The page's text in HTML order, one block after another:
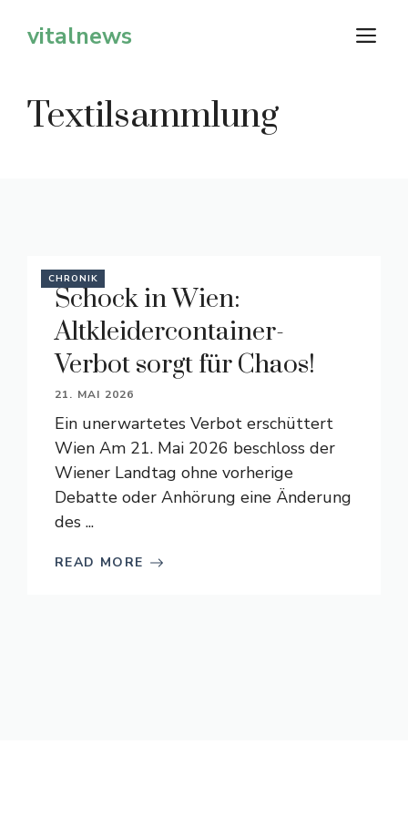
Inhaltvitalnews
Textilsammlung
CHRONIK
Schock in Wien:
Altkleidercontainer-
Verbot sorgt für Chaos!
21. MAI 2026
Ein unerwartetes Verbot erschüttert
Wien Am 21. Mai 2026 beschloss der
Wiener Landtag ohne vorherige
Debatte oder Anhörung eine Änderung
des ...
READ MORE